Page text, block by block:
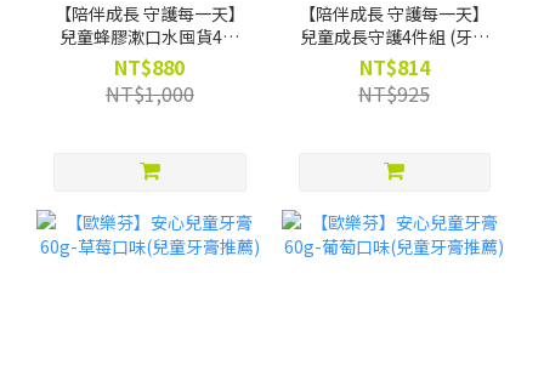
【陪伴成長 守護每一天】
兒童蜂膠漱口水囤貨4入
組-限時88折(買就贈漱口
水葡萄口味12ml*4)
NT$880
NT$1,000
【陪伴成長 守護每一天】
兒童成長守護4件組 (牙膏
+兒童噴劑 +漱口水
200ml*2) -限時88折(買就
贈Pato Pato EVA益智數字
NT$814
NT$925